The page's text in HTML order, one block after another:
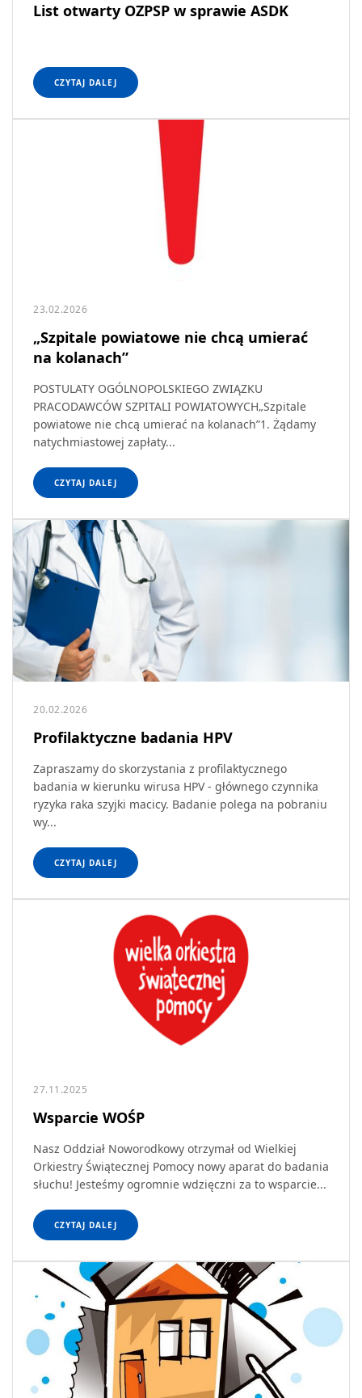
List otwarty OZPSP w sprawie ASDK
CZYTAJ DALEJ
23.02.2026
„Szpitale powiatowe nie chcą umierać
na kolanach”
POSTULATY OGÓLNOPOLSKIEGO ZWIĄZKU
PRACODAWCÓW SZPITALI POWIATOWYCH„Szpitale
powiatowe nie chcą umierać na kolanach”1. Żądamy
natychmiastowej zapłaty...
CZYTAJ DALEJ
20.02.2026
Profilaktyczne badania HPV
Zapraszamy do skorzystania z profilaktycznego
badania w kierunku wirusa HPV - głównego czynnika
ryzyka raka szyjki macicy. Badanie polega na pobraniu
wy...
CZYTAJ DALEJ
27.11.2025
Wsparcie WOŚP
Nasz Oddział Noworodkowy otrzymał od Wielkiej
Orkiestry Świątecznej Pomocy nowy aparat do badania
słuchu! Jesteśmy ogromnie wdzięczni za to wsparcie...
CZYTAJ DALEJ